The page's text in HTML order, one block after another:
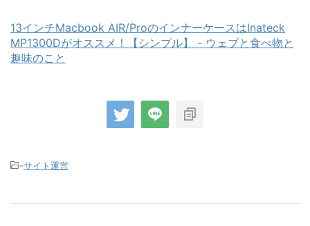
13インチMacbook AIR/ProのインナーケースはInateck
MP1300Dがオススメ！【シンプル】 - ウェブと食べ物と
趣味のこと
-サイト運営